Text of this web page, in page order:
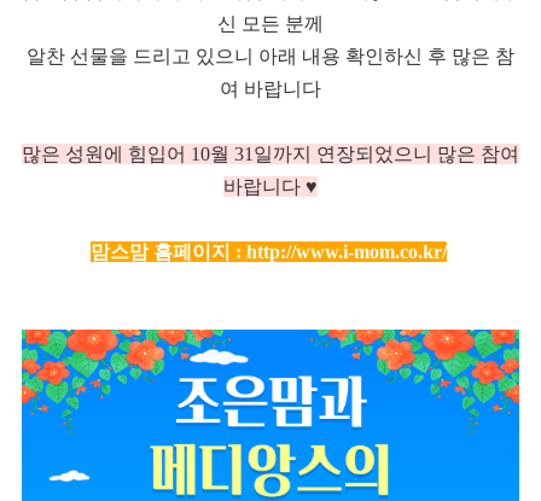
신 모든 분께
알찬 선물을 드리고 있으니 아래 내용 확인하신 후 많은 참
여 바랍니다
많은 성원에 힘입어 10월 31일까지 연장되었으니 많은 참여
바랍니다 ♥
맘스맘 홈페이지 : http://www.i-mom.co.kr/